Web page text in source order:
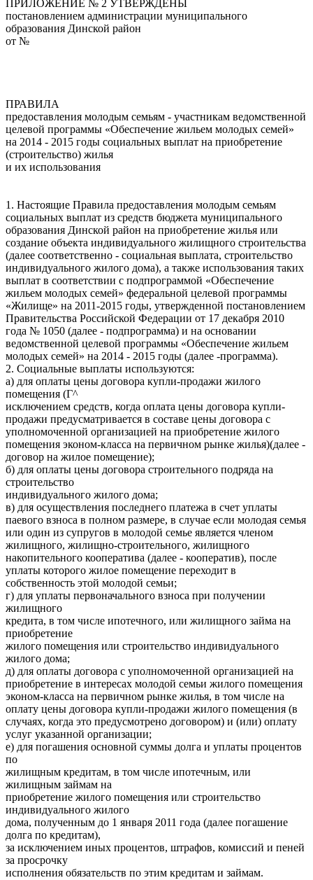
ПРИЛОЖЕНИЕ № 2 УТВЕРЖДЕНЫ
постановлением администрации муниципального
образования Динской район
от №
ПРАВИЛА
предоставления молодым семьям - участникам ведомственной
целевой программы «Обеспечение жильем молодых семей»
на 2014 - 2015 годы социальных выплат на приобретение
(строительство) жилья
и их использования
1. Настоящие Правила предоставления молодым семьям
социальных выплат из средств бюджета муниципального
образования Динской район на приобретение жилья или
создание объекта индивидуального жилищного строительства
(далее соответственно - социальная выплата, строительство
индивидуального жилого дома), а также использования таких
выплат в соответствии с подпрограммой «Обеспечение
жильем молодых семей» федеральной целевой программы
«Жилище» на 2011-2015 годы, утвержденной постановлением
Правительства Российской Федерации от 17 декабря 2010
года № 1050 (далее - подпрограмма) и на основании
ведомственной целевой программы «Обеспечение жильем
молодых семей» на 2014 - 2015 годы (далее -программа).
2. Социальные выплаты используются:
а) для оплаты цены договора купли-продажи жилого
помещения (Г^
исключением средств, когда оплата цены договора купли-
продажи предусматривается в составе цены договора с
уполномоченной организацией на приобретение жилого
помещения эконом-класса на первичном рынке жилья)(далее -
договор на жилое помещение);
б) для оплаты цены договора строительного подряда на
строительство
индивидуального жилого дома;
в) для осуществления последнего платежа в счет уплаты
паевого взноса в полном размере, в случае если молодая семья
или один из супругов в молодой семье является членом
жилищного, жилищно-строительного, жилищного
накопительного кооператива (далее - кооператив), после
уплаты которого жилое помещение переходит в
собственность этой молодой семьи;
г) для уплаты первоначального взноса при получении
жилищного
кредита, в том числе ипотечного, или жилищного займа на
приобретение
жилого помещения или строительство индивидуального
жилого дома;
д) для оплаты договора с уполномоченной организацией на
приобретение в интересах молодой семьи жилого помещения
эконом-класса на первичном рынке жилья, в том числе на
оплату цены договора купли-продажи жилого помещения (в
случаях, когда это предусмотрено договором) и (или) оплату
услуг указанной организации;
е) для погашения основной суммы долга и уплаты процентов
по
жилищным кредитам, в том числе ипотечным, или
жилищным займам на
приобретение жилого помещения или строительство
индивидуального жилого
дома, полученным до 1 января 2011 года (далее погашение
долга по кредитам),
за исключением иных процентов, штрафов, комиссий и пеней
за просрочку
исполнения обязательств по этим кредитам и займам.